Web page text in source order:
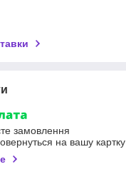
замовлення
на вашу картку